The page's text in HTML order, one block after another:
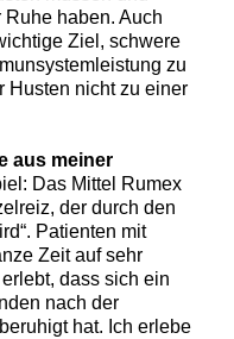
haben. Auch
Ziel, schwere
zu
Husten nicht zu einer
aus meiner
Das Mittel Rumex
der durch den
Patienten mit
Zeit auf sehr
dass sich ein
nach der
hat. Ich erlebe